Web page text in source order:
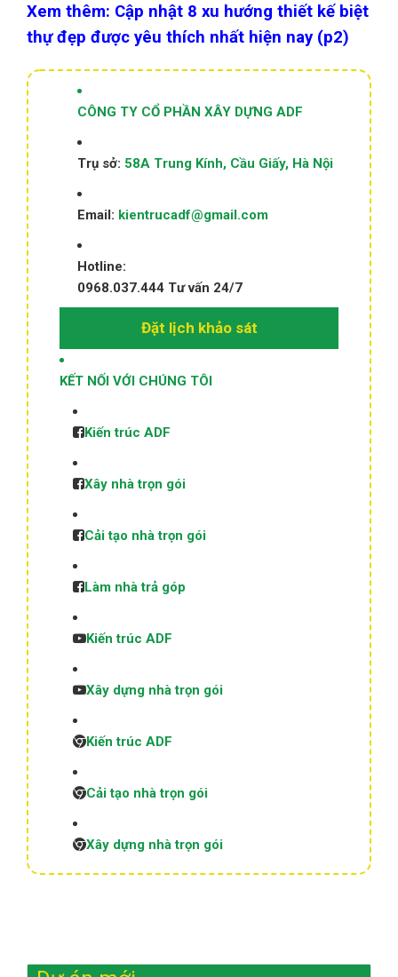
Xem thêm: Cập nhật 8 xu hướng thiết kế biệt
thự đẹp được yêu thích nhất hiện nay (p2)
CÔNG TY CỔ PHẦN XÂY DỰNG ADF
Trụ sở: 58A Trung Kính, Cầu Giấy, Hà Nội
Email: kientrucadf@gmail.com
Hotline:
0968.037.444 Tư vấn 24/7
Đặt lịch khảo sát
KẾT NỐI VỚI CHÚNG TÔI
Kiến trúc ADF
Xây nhà trọn gói
Cải tạo nhà trọn gói
Làm nhà trả góp
Kiến trúc ADF
Xây dựng nhà trọn gói
Kiến trúc ADF
Cải tạo nhà trọn gói
Xây dựng nhà trọn gói